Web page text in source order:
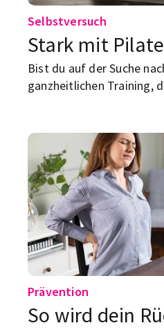
Selbstversuch
Stark mit
Bist du auf der Suche
ganzheitlichen Training,
verbessert? Versuchs
Prävention
So wird dein